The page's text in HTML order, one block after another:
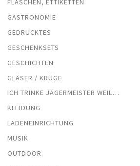
FLASCHEN, ETTIKETTEN
GASTRONOMIE
GEDRUCKTES
GESCHENKSETS
GESCHICHTEN
GLÄSER / KRÜGE
ICH TRINKE JÄGERMEISTER WEIL…
KLEIDUNG
LADENEINRICHTUNG
MUSIK
OUTDOOR